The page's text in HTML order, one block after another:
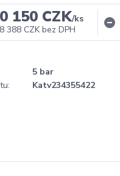
150 CZK/ks
8 388 CZK bez DPH
5 bar
Katv234355422